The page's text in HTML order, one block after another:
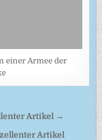
einer Armee der
Artikel →
Artikel